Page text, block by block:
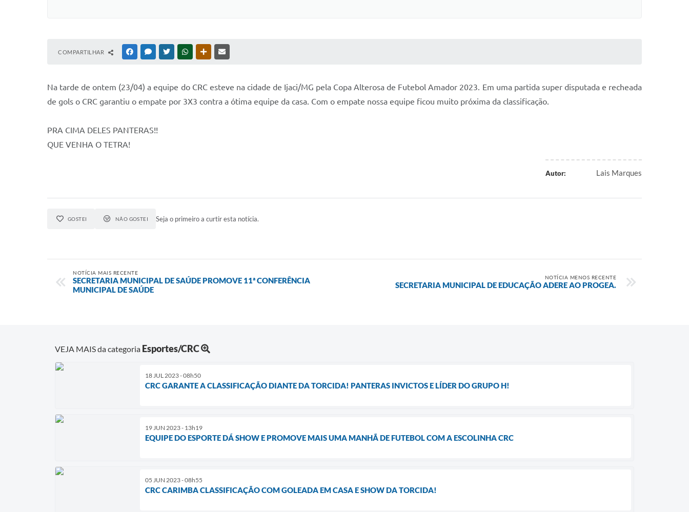
COMPARTILHAR FACEBOOKMESSENGER
TWITTERWHATSAPPOUTRAS MÍDIAS
Na tarde de ontem (23/04) a equipe do CRC esteve na cidade de Ijaci/MG pela Copa Alterosa de Futebol Amador 2023. Em uma partida super disputada e recheada
de gols o CRC garantiu o empate por 3X3 contra a ótima equipe da casa. Com o empate nossa equipe ficou muito próxima da classificação.
PRA CIMA DELES PANTERAS!!
QUE VENHA O TETRA!
Autor: Lais Marques
GOSTEI NÃO GOSTEI Seja o primeiro a curtir esta notícia.
NOTÍCIA MAIS RECENTE
SECRETARIA MUNICIPAL DE SAÚDE PROMOVE 11ª CONFERÊNCIA
MUNICIPAL DE SAÚDE
NOTÍCIA MENOS RECENTE
SECRETARIA MUNICIPAL DE EDUCAÇÃO ADERE AO PROGEA.
VEJA MAIS da categoria Esportes/CRC
18 JUL 2023 - 08h50
CRC GARANTE A CLASSIFICAÇÃO DIANTE DA TORCIDA! PANTERAS INVICTOS E LÍDER DO GRUPO H!
19 JUN 2023 - 13h19
EQUIPE DO ESPORTE DÁ SHOW E PROMOVE MAIS UMA MANHÃ DE FUTEBOL COM A ESCOLINHA CRC
05 JUN 2023 - 08h55
CRC CARIMBA CLASSIFICAÇÃO COM GOLEADA EM CASA E SHOW DA TORCIDA!